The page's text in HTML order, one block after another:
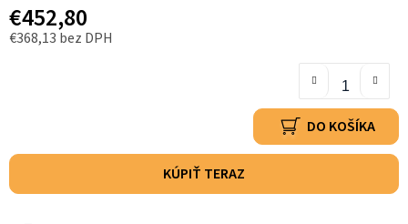
€452,80
€368,13 bez DPH
DO KOŠÍKA
KÚPIŤ TERAZ